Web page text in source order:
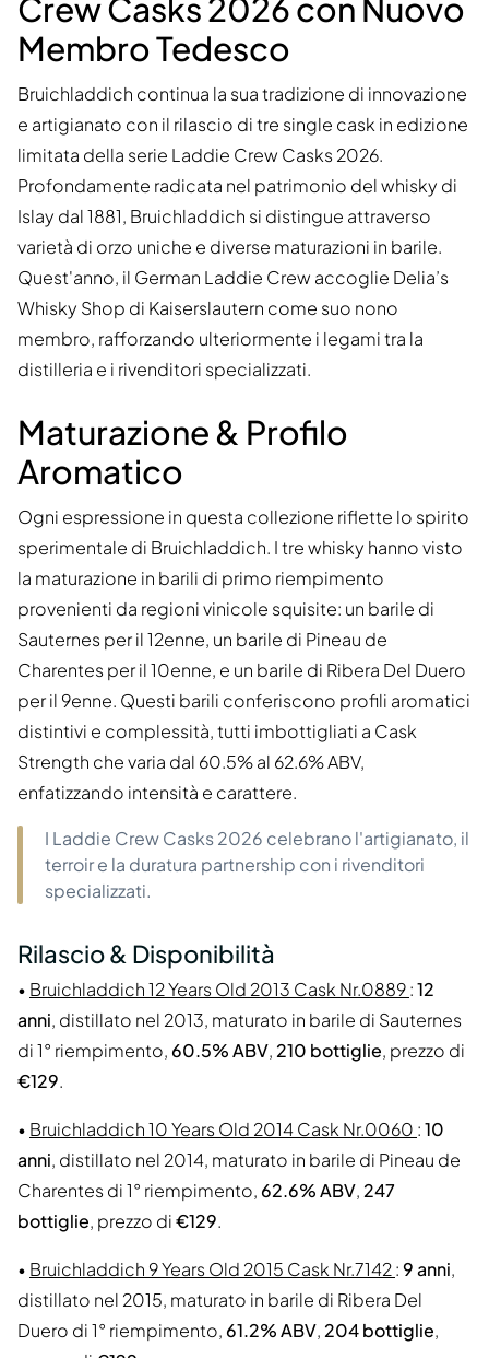
Crew Casks 2026 con Nuovo
Membro Tedesco
Bruichladdich continua la sua tradizione di innovazione
e artigianato con il rilascio di tre single cask in edizione
limitata della serie Laddie Crew Casks 2026.
Profondamente radicata nel patrimonio del whisky di
Islay dal 1881, Bruichladdich si distingue attraverso
varietà di orzo uniche e diverse maturazioni in barile.
Quest'anno, il German Laddie Crew accoglie Delia’s
Whisky Shop di Kaiserslautern come suo nono
membro, rafforzando ulteriormente i legami tra la
distilleria e i rivenditori specializzati.
Maturazione & Profilo
Aromatico
Ogni espressione in questa collezione riflette lo spirito
sperimentale di Bruichladdich. I tre whisky hanno visto
la maturazione in barili di primo riempimento
provenienti da regioni vinicole squisite: un barile di
Sauternes per il 12enne, un barile di Pineau de
Charentes per il 10enne, e un barile di Ribera Del Duero
per il 9enne. Questi barili conferiscono profili aromatici
distintivi e complessità, tutti imbottigliati a Cask
Strength che varia dal 60.5% al 62.6% ABV,
enfatizzando intensità e carattere.
I Laddie Crew Casks 2026 celebrano l'artigianato, il
terroir e la duratura partnership con i rivenditori
specializzati.
Rilascio & Disponibilità
• Bruichladdich 12 Years Old 2013 Cask Nr.0889:12
anni, distillato nel 2013, maturato in barile di Sauternes
di 1° riempimento, 60.5% ABV,210 bottiglie, prezzo di
€129.
• Bruichladdich 10 Years Old 2014 Cask Nr.0060 :10
anni, distillato nel 2014, maturato in barile di Pineau de
Charentes di 1° riempimento, 62.6% ABV,247
bottiglie, prezzo di€129.
• Bruichladdich 9 Years Old 2015 Cask Nr.7142:9 anni,
distillato nel 2015, maturato in barile di Ribera Del
Duero di 1° riempimento, 61.2% ABV,204 bottiglie,